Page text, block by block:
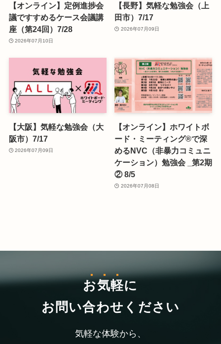
【オンライン】定例進捗会
議ですすめるケース会議講
座（第24回）7/28
2026年07月10日
【長野】気軽な勉強会（上
田市）7/17
2026年07月09日
【大阪】気軽な勉強会（大
阪市）7/17
2026年07月09日
【オンライン】ホワイトボ
ード・ミーティング®で深
めるNVC（非暴力コミュニ
ケーション）勉強会 _第2期
② 8/5
2026年07月08日
お気軽に
お問い合わせください
気軽な体験から、